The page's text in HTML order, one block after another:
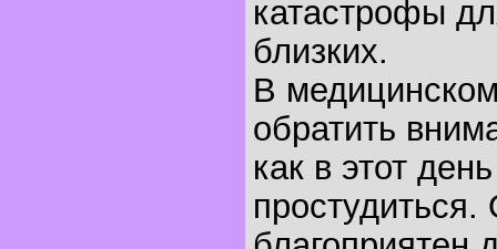
катастрофы
близких.
В
обратить
как в этот